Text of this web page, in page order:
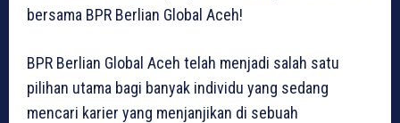
bersama BPR Berlian Global Aceh!
BPR Berlian Global Aceh telah menjadi salah satu
pilihan utama bagi banyak individu yang sedang
mencari karier yang menjanjikan di sebuah